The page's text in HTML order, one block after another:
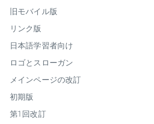
旧モバイル版
リンク版
日本語学習者向け
ロゴとスローガン
メインページの改訂
初期版
第1回改訂